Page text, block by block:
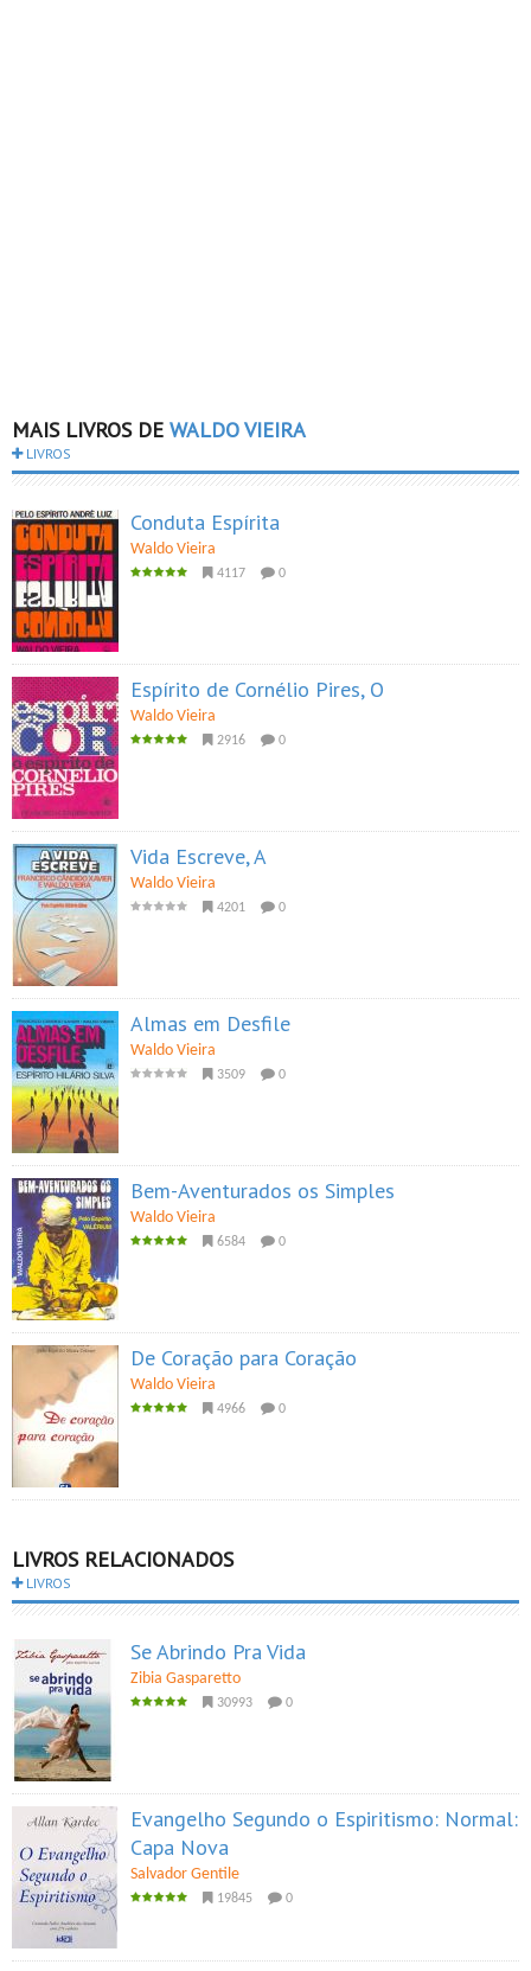
MAIS LIVROS DE WALDO VIEIRA
LIVROS
Conduta Espírita
Waldo Vieira
4117 0
Espírito de Cornélio Pires, O
Waldo Vieira
2916 0
Vida Escreve, A
Waldo Vieira
4201 0
Almas em Desfile
Waldo Vieira
3509 0
Bem-Aventurados os Simples
Waldo Vieira
6584 0
De Coração para Coração
Waldo Vieira
4966 0
LIVROS RELACIONADOS
LIVROS
Se Abrindo Pra Vida
Zibia Gasparetto
30993 0
Evangelho Segundo o Espiritismo: Normal:
Capa Nova
Salvador Gentile
19845 0